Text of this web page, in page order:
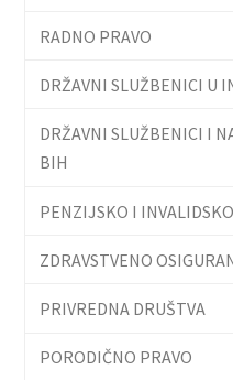
RADNO PRAVO
DRŽAVNI SLUŽBENICI U
DRŽAVNI SLUŽBENICI I
BIH
PENZIJSKO I
ZDRAVSTVENO
PRIVREDNA DRUŠTVA
PORODIČNO PRAVO